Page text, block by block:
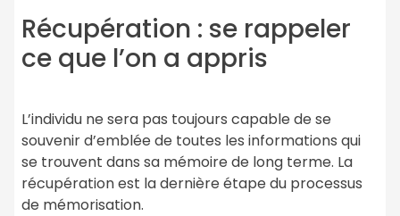
Récupération : se rappeler
ce que l’on a appris
L’individu ne sera pas toujours capable de se
souvenir d’emblée de toutes les informations qui
se trouvent dans sa mémoire de long terme. La
récupération est la dernière étape du processus
de mémorisation.